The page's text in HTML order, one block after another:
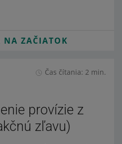
NA ZAČIATOK
Čas čítania: 2 min.
provízie z
zľavu)